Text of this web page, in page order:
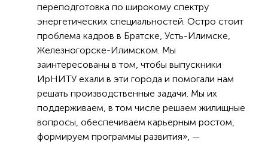
переподготовка по широкому спектру
энергетических специальностей. Остро стоит
проблема кадров в Братске, Усть-Илимске,
Железногорске-Илимском. Мы
заинтересованы в том, чтобы выпускники
ИрНИТУ ехали в эти города и помогали нам
решать производственные задачи. Мы их
поддерживаем, в том числе решаем жилищные
вопросы, обеспечиваем карьерным ростом,
формируем программы развития», —